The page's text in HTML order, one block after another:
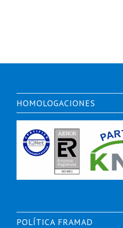
HOMOLOGACIONES
POLÍTICA FRAMAD